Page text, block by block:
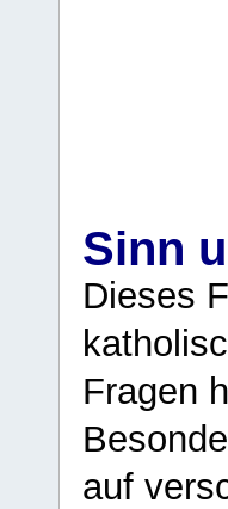
Sinn
Dieses
Fragen
auf